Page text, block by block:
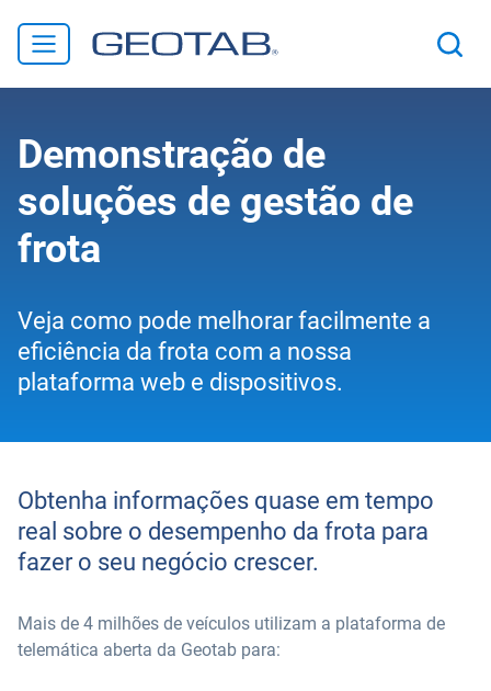
Demonstração de
soluções de gestão de
frota
Veja como pode melhorar facilmente a
eficiência da frota com a nossa
plataforma web e dispositivos.
Obtenha informações quase em tempo
real sobre o desempenho da frota para
fazer o seu negócio crescer.
Mais de 4 milhões de veículos utilizam a plataforma de
telemática aberta da Geotab para: